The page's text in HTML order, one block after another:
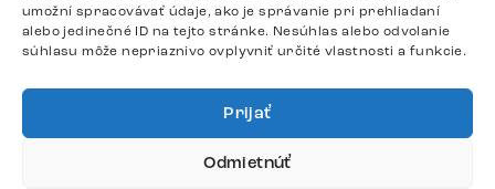
umožní spracovávať údaje, ako je správanie pri prehliadaní
alebo jedinečné ID na tejto stránke. Nesúhlas alebo odvolanie
súhlasu môže nepriaznivo ovplyvniť určité vlastnosti a funkcie.
Prijať
Odmietnúť
Google recenzie
4,8